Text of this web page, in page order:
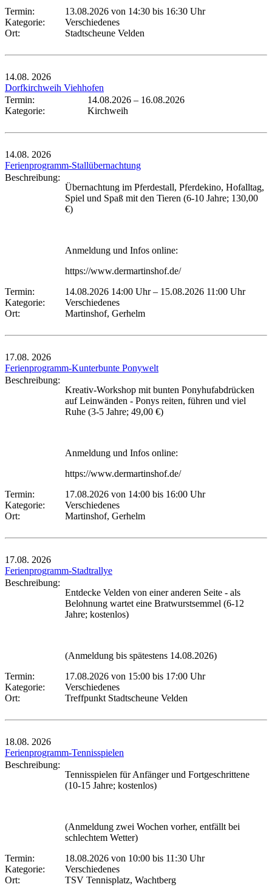
Termin: 13.08.2026 von 14:30 bis 16:30 Uhr
Kategorie:
Verschiedenes
Ort:
Stadtscheune Velden
14.08. 2026
Dorfkirchweih Viehhofen
Termin:
14.08.2026 – 16.08.2026
Kategorie:
Kirchweih
14.08. 2026
Ferienprogramm-Stallübernachtung
Beschreibung:
Übernachtung im Pferdestall, Pferdekino, Hofalltag,
Spiel und Spaß mit den Tieren (6-10 Jahre; 130,00
€)
Anmeldung und Infos online:
https://www.dermartinshof.de/
Termin:
14.08.2026 14:00 Uhr– 15.08.2026 11:00 Uhr
Kategorie:
Verschiedenes
Ort:
Martinshof, Gerhelm
17.08. 2026
Ferienprogramm-Kunterbunte Ponywelt
Beschreibung:
Kreativ-Workshop mit bunten Ponyhufabdrücken
auf Leinwänden - Ponys reiten, führen und viel
Ruhe (3-5 Jahre; 49,00 €)
Anmeldung und Infos online:
https://www.dermartinshof.de/
Termin:
17.08.2026 von 14:00 bis 16:00 Uhr
Kategorie:
Verschiedenes
Ort:
Martinshof, Gerhelm
17.08. 2026
Ferienprogramm-Stadtrallye
Beschreibung:
Entdecke Velden von einer anderen Seite - als
Belohnung wartet eine Bratwurstsemmel (6-12
Jahre; kostenlos)
(Anmeldung bis spätestens 14.08.2026)
Termin:
17.08.2026 von 15:00 bis 17:00 Uhr
Kategorie:
Verschiedenes
Ort:
Treffpunkt Stadtscheune Velden
18.08. 2026
Ferienprogramm-Tennisspielen
Beschreibung:
Tennisspielen für Anfänger und Fortgeschrittene
(10-15 Jahre; kostenlos)
(Anmeldung zwei Wochen vorher, entfällt bei
schlechtem Wetter)
Termin:
18.08.2026 von 10:00 bis 11:30 Uhr
Kategorie:
Verschiedenes
Ort:
TSV Tennisplatz, Wachtberg